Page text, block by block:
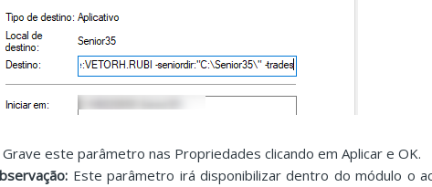
Grave este parâmetro nas Propriedades clicando em Aplicar e OK.
Este parâmetro irá disponibilizar dentro do módulo o